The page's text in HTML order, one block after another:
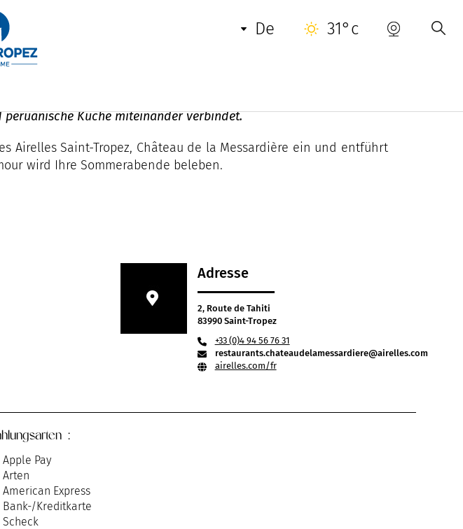
de 31°c
peruanische Küche miteinander verbindet.
Airelles Saint-Tropez, Château de la Messardière ein und entführt
wird Ihre Sommerabende beleben.
Adresse
2, Route de Tahiti
83990 Saint-Tropez
+33 (0)4 94 56 76 31
restaurants.chateaudelamessardiere@airelles.com
airelles.com/fr
:
Apple Pay
Arten
American Express
Bank-/Kreditkarte
Scheck